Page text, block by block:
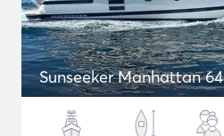
Sunseeker Manhattan 64